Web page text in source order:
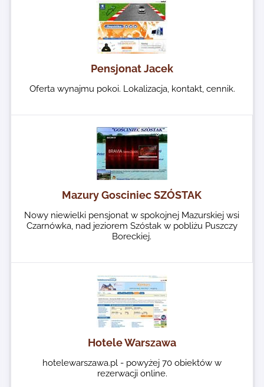
Pensjonat Jacek
Oferta wynajmu pokoi. Lokalizacja, kontakt, cennik.
Mazury Gosciniec SZÓSTAK
Nowy niewielki pensjonat w spokojnej Mazurskiej wsi
Czarnówka, nad jeziorem Szóstak w pobliżu Puszczy
Boreckiej.
Hotele Warszawa
hotelewarszawa.pl - powyżej 70 obiektów w
rezerwacji online.